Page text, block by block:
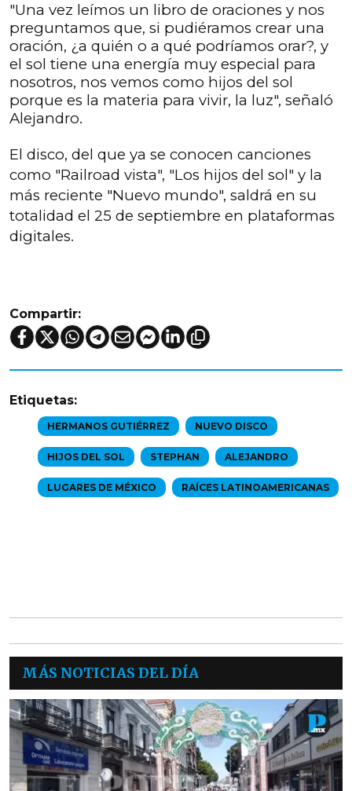
"Una vez leímos un libro de oraciones y nos
preguntamos que, si pudiéramos crear una
oración, ¿a quién o a qué podríamos orar?, y
el sol tiene una energía muy especial para
nosotros, nos vemos como hijos del sol
porque es la materia para vivir, la luz", señaló
Alejandro.
El disco, del que ya se conocen canciones
como "Railroad vista", "Los hijos del sol" y la
más reciente "Nuevo mundo", saldrá en su
totalidad el 25 de septiembre en plataformas
digitales.
Compartir:
Etiquetas:
HERMANOS GUTIÉRREZ NUEVO DISCO
HIJOS DEL SOL STEPHAN ALEJANDRO
LUGARES DE MÉXICO RAÍCES LATINOAMERICANAS
MÁS NOTICIAS DEL DÍA